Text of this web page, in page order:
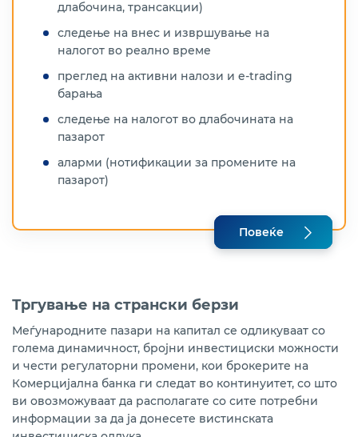
длабочина, трансакции)
следење на внес и извршување на
налогот во реално време
преглед на активни налози и e-trading
барања
следење на налогот во длабочината на
пазарот
аларми (нотификации за промените на
пазарот)
Повеќе
Тргување на странски берзи
Меѓународните пазари на капитал се одликуваат со
голема динамичност, бројни инвестициски можности
и чести регулаторни промени, кои брокерите на
Комерцијална банка ги следат во континуитет, со што
ви овозможуваат да располагате со сите потребни
информации за да ја донесете вистинската